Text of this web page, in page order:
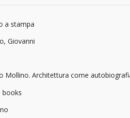
a stampa
Giovanni
Mollino. Architettura come
books